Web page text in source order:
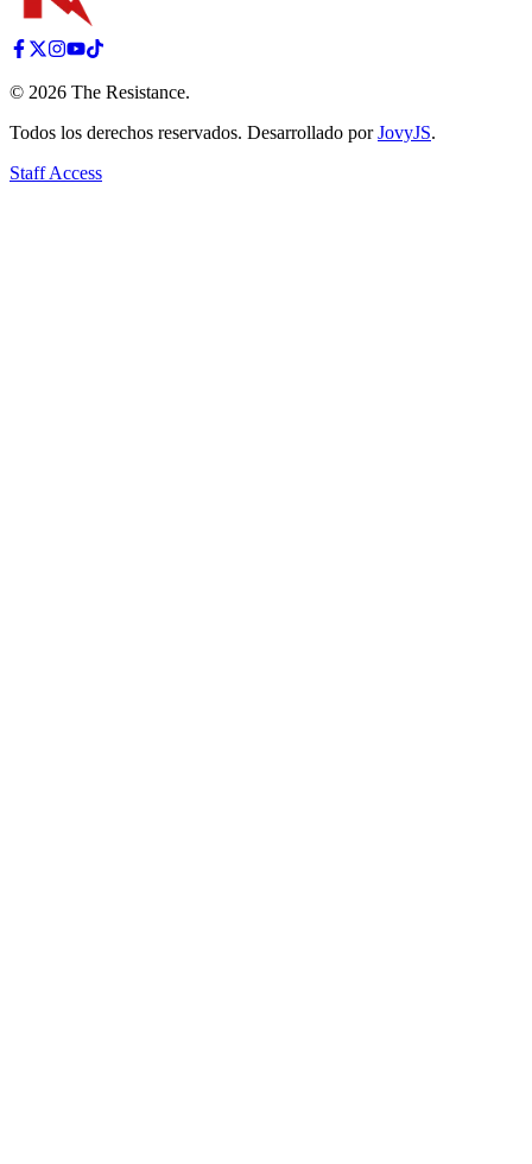
© 2026 The Resistance.
Todos los derechos reservados. Desarrollado por JovyJS.
Staff Access